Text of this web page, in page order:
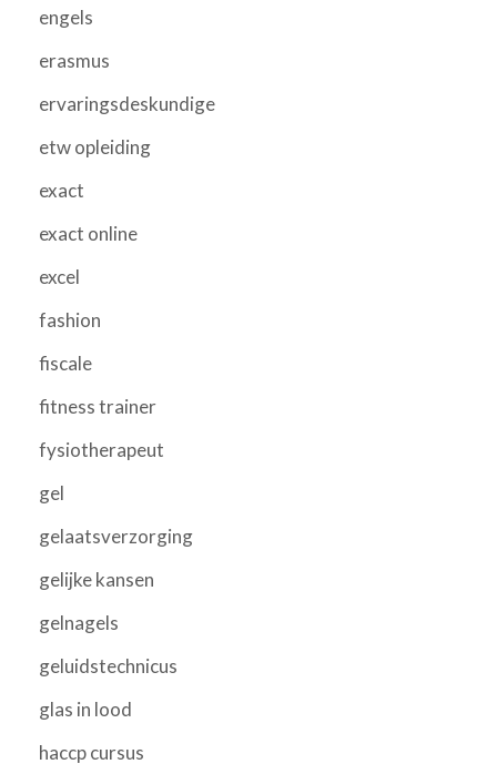
engels
erasmus
ervaringsdeskundige
etw opleiding
exact
exact online
excel
fashion
fiscale
fitness trainer
fysiotherapeut
gel
gelaatsverzorging
gelijke kansen
gelnagels
geluidstechnicus
glas in lood
haccp cursus